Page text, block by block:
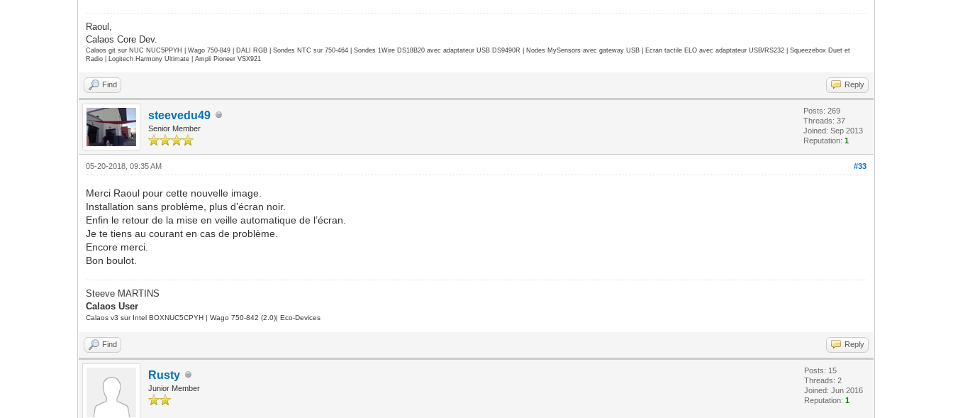
Raoul,
Calaos Core Dev.
Calaos git sur NUC NUC5PPYH | Wago 750-849 | DALI RGB | Sondes NTC sur 750-464 | Sondes 1Wire DS18B20 avec adaptateur USB DS9490R | Nodes MySensors avec gateway USB | Ecran tactile ELO avec adaptateur USB/RS232 | Squeezebox Duet et
Radio | Logitech Harmony Ultimate | Ampli Pioneer VSX921
Find Reply
steevedu49
Senior Member
Posts: 269
Threads: 37
Joined: Sep 2013
Reputation:1
#33
05-20-2018, 09:35 AM
Merci Raoul pour cette nouvelle image.
Installation sans problème, plus d’écran noir.
Enfin le retour de la mise en veille automatique de l’écran.
Je te tiens au courant en cas de problème.
Encore merci.
Bon boulot.
Steeve MARTINS
Calaos User
Calaos v3 sur Intel BOXNUC5CPYH | Wago 750-842 (2.0)| Eco-Devices
Find Reply
Rusty
Junior Member
Posts: 15
Threads: 2
Joined: Jun 2016
Reputation:1